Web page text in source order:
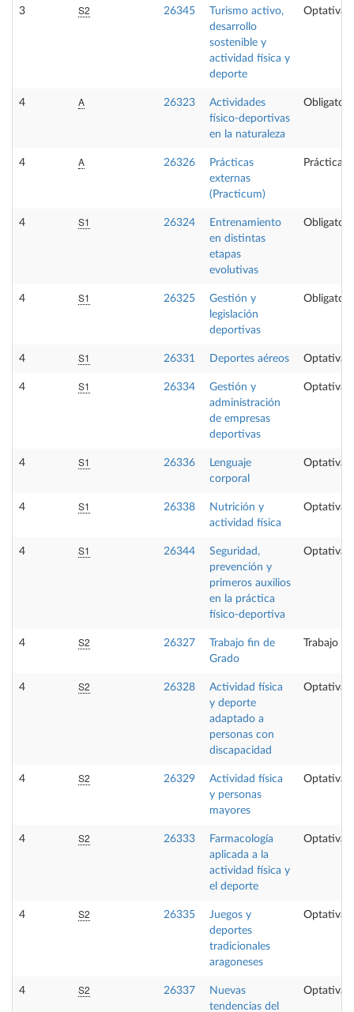
3 S2 26345
Turismo activo,
desarrollo
sostenible y
actividad física y
deporte
Optativa
4 A 26323
Actividades
físico-deportivas
en la naturaleza
4 A 26326
Prácticas
externas
(Practicum)
Prácticas
4 S1 26324
Entrenamiento
en distintas
etapas
evolutivas
4 S1 26325
Gestión y
legislación
deportivas
4 S1 26331 Deportes aéreos Optativa
4 S1 26334
Gestión y
administración
de empresas
deportivas
Optativa
4 S1 26336
Lenguaje
corporal
Optativa
4 S1 26338
Nutrición y
actividad física
Optativa
4 S1 26344
Seguridad,
prevención y
primeros auxilios
en la práctica
físico-deportiva
Optativa
4 S2 26327
Trabajo fin de
Grado
Trabajo
4 S2 26328
Actividad física
y deporte
adaptado a
personas con
discapacidad
Optativa
4 S2 26329
Actividad física
y personas
mayores
Optativa
4 S2 26333
Farmacología
aplicada a la
actividad física y
el deporte
Optativa
4 S2 26335
Juegos y
deportes
tradicionales
aragoneses
Optativa
4 S2 26337
Nuevas
tendencias del
Optativa